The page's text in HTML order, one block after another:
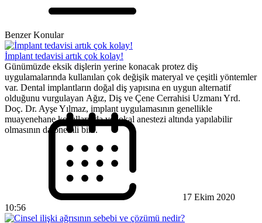
Benzer Konular
İmplant tedavisi artık çok kolay!
Günümüzde eksik dişlerin yerine konacak protez diş
uygulamalarında kullanılan çok değişik materyal ve çeşitli yöntemler
var. Dental implantların doğal diş yapısına en uygun alternatif
olduğunu vurgulayan Ağız, Diş ve Çene Cerrahisi Uzmanı Yrd.
Doç. Dr. Ayşe Yılmaz, implant uygulamasının genellikle
muayenehane koşullarında ve lokal anestezi altında yapılabilir
olmasının da önemli bir...
17 Ekim 2020
10:56